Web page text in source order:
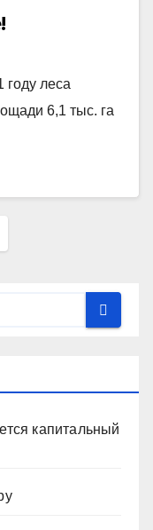
году леса
6,1 тыс. га
капитальный